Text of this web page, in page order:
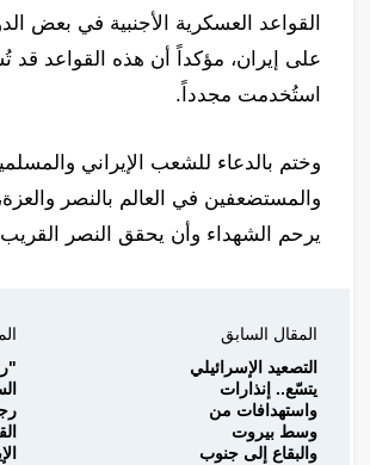
القواعد العسكرية الأجنبية في بعض
على إيران، مؤكداً أن هذه القواعد قد
استُخدمت مجدداً.
وختم بالدعاء للشعب الإيراني
والمستضعفين في العالم بالنصر
يرحم الشهداء وأن يحقق النصر
المقال السابق
التصعيد الإسرائيلي
يتسّع.. إنذارات
واستهدافات من
وسط بيروت
والبقاع إلى جنوب